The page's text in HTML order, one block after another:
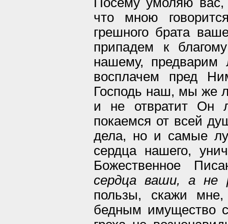
что мною
грешного брата
припадем к
нашему, предварим
восплачем пред
Господь наш, мы же
и не отвратит Он
покаемся от всей
дела, но и самые
сердца нашего,
Божественное
сердца ваши, а не
пользы, скажи
бедным имущество